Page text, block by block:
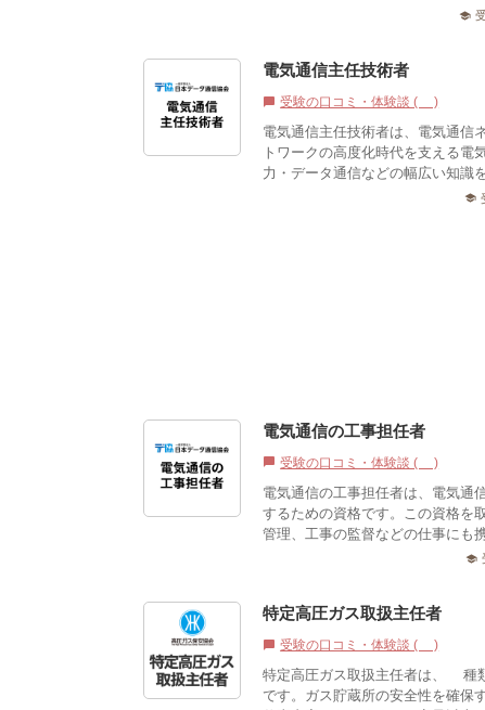
school
電気通信主任技術者
chat_bubble 受験の口コミ・体験談 (1)
電気通信主任技術者は、電気通信
トワークの高度化時代を支える
力・データ通信などの幅広い知識
school
電気通信の工事担任者
chat_bubble 受験の口コミ・体験談 (1)
電気通信の工事担任者は、電気通
するための資格です。この資格を
管理、工事の監督などの仕事にも
school
特定高圧ガス取扱主任者
chat_bubble 受験の口コミ・体験談 (0)
特定高圧ガス取扱主任者は、7種
です。ガス貯蔵所の安全性を確保